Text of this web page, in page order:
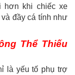
hơn khi chiếc xe
đầy cá tính như
Thể Thiếu
là yếu tố phụ trợ